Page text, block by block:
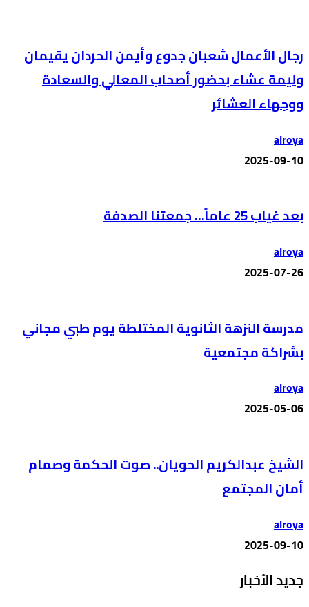
رجال الأعمال شعبان جدوع وأيمن الحردان يقيمان
وليمة عشاء بحضور أصحاب المعالي والسعادة
ووجهاء العشائر
alroya
2025-09-10
بعد غياب 25 عاماً… جمعتنا الصدفة
alroya
2025-07-26
مدرسة النزهة الثانوية المختلطة يوم طبي مجاني
بشراكة مجتمعية
alroya
2025-05-06
الشيخ عبدالكريم الحويان.. صوت الحكمة وصمام
أمان المجتمع
alroya
2025-09-10
جديد الأخبار